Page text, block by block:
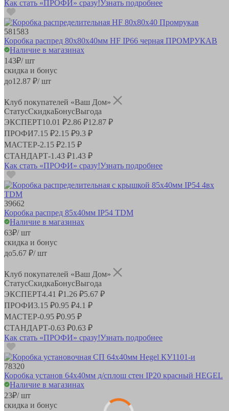
Как стать «ПРОФИ» сразу!Узнать подробнее
581583
Коробка распред 80х80х40мм HF IP66 черная ПРОМРУКАВ
Наличие в магазинах
143₽/ шт
скидка и бонус
до12.87 ₽/ шт
Клуб покупателей «Ваш Дом»
СтатусСкидкаБонусВыгода
ЭКСПЕРТ10.01 ₽2.86 ₽12.87 ₽
ПРОФИ7.15 ₽2.15 ₽9.3 ₽
МАСТЕР-2.15 ₽2.15 ₽
СТАНДАРТ-1.43 ₽1.43 ₽
Как стать «ПРОФИ» сразу!Узнать подробнее
39662
Коробка распред 85х40мм IP54 TDM
Наличие в магазинах
63₽/ шт
скидка и бонус
до5.67 ₽/ шт
Клуб покупателей «Ваш Дом»
СтатусСкидкаБонусВыгода
ЭКСПЕРТ4.41 ₽1.26 ₽5.67 ₽
ПРОФИ3.15 ₽0.95 ₽4.1 ₽
МАСТЕР-0.95 ₽0.95 ₽
СТАНДАРТ-0.63 ₽0.63 ₽
Как стать «ПРОФИ» сразу!Узнать подробнее
78320
Коробка установ 64х40мм д/сплош стен IP20 красный HEGEL
Наличие в магазинах
23₽/ шт
скидка и бонус